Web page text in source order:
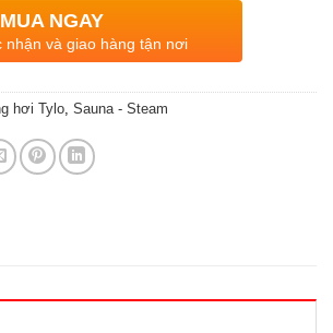
MUA NGAY
nhận và giao hàng tận nơi
hơi Tylo Sauna - Steam